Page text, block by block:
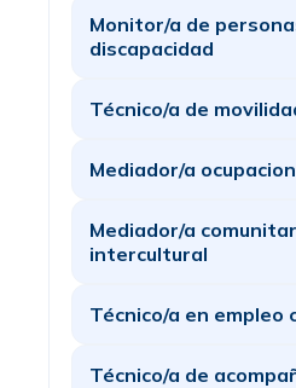
Monitor/a de
discapacidad
Técnico/a de
Mediador/a
Mediador/a
intercultural
Técnico/a en empleo
Técnico/a de